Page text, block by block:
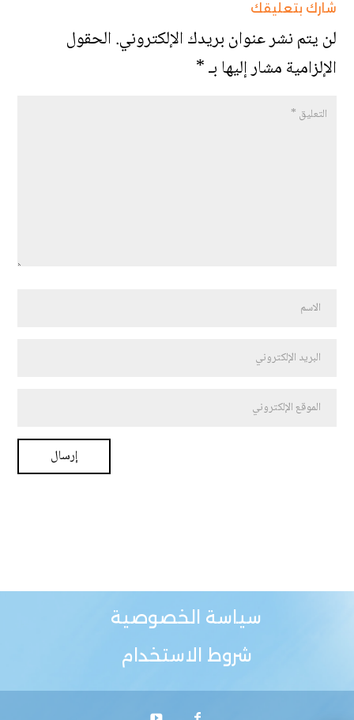
شارك بتعليقك
لن يتم نشر عنوان بريدك الإلكتروني.الحقول
الإلزامية مشار إليها بـ*
سياسة الخصوصية
شروط الاستخدام